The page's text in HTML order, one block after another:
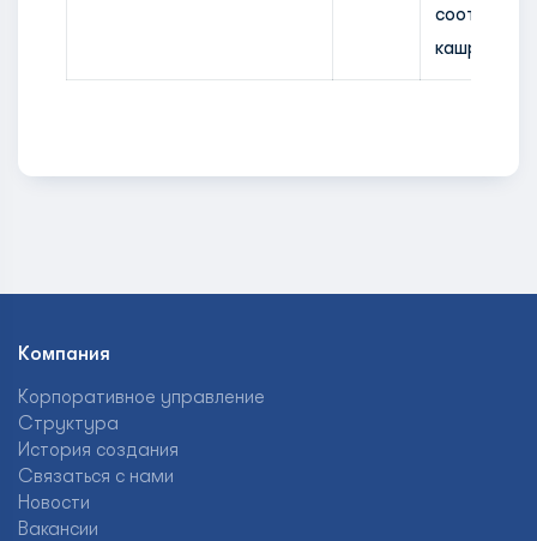
кашруту.
Компания
Корпоративное управление
Структура
История создания
Связаться с нами
Новости
Вакансии